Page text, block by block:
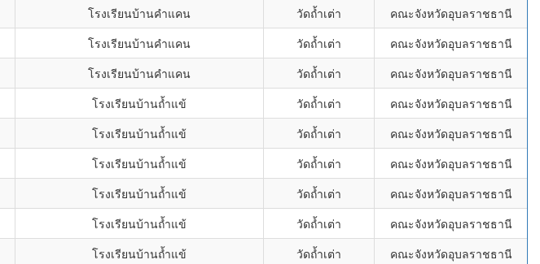
โรงเรียนบ้านคำแคน วัดถ้ำเต่า
คณะจังหวัดอุบลราชธานี
โรงเรียนบ้านคำแคน วัดถ้ำเต่า
คณะจังหวัดอุบลราชธานี
โรงเรียนบ้านคำแคน วัดถ้ำเต่า
คณะจังหวัดอุบลราชธานี
โรงเรียนบ้านถ้ำแข้ วัดถ้ำเต่า
คณะจังหวัดอุบลราชธานี
โรงเรียนบ้านถ้ำแข้ วัดถ้ำเต่า
คณะจังหวัดอุบลราชธานี
โรงเรียนบ้านถ้ำแข้ วัดถ้ำเต่า
คณะจังหวัดอุบลราชธานี
โรงเรียนบ้านถ้ำแข้ วัดถ้ำเต่า
คณะจังหวัดอุบลราชธานี
โรงเรียนบ้านถ้ำแข้ วัดถ้ำเต่า
คณะจังหวัดอุบลราชธานี
โรงเรียนบ้านถ้ำแข้ วัดถ้ำเต่า
คณะจังหวัดอุบลราชธานี